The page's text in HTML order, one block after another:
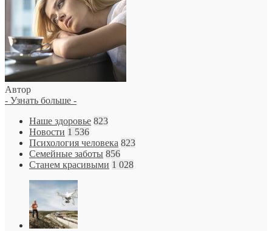
Автор
- Узнать больше -
Наше здоровье 823
Новости 1 536
Психология человека 823
Семейные заботы 856
Станем красивыми 1 028